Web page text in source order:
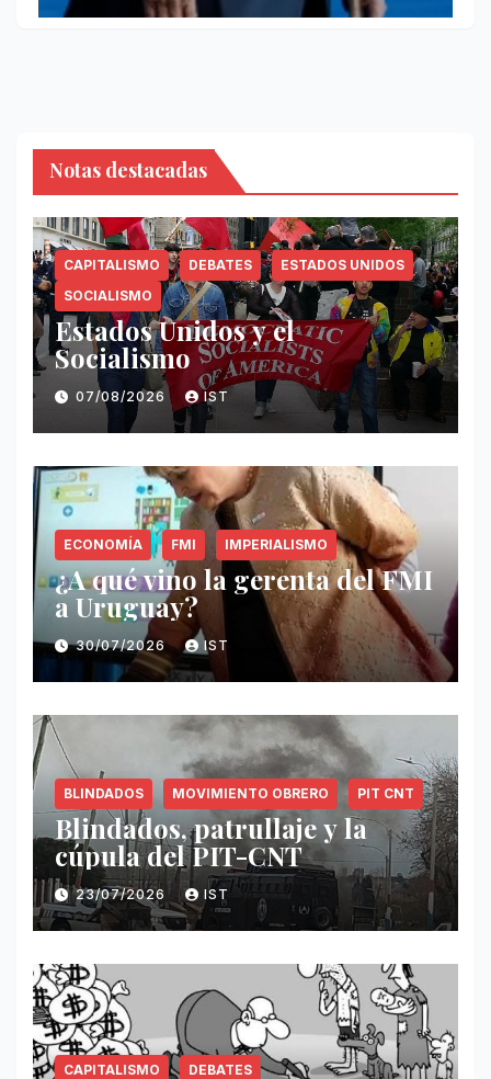
Notas destacadas
CAPITALISMO DEBATES
ESTADOS UNIDOS
SOCIALISMO
Estados Unidos y el
Socialismo
07/08/2026 IST
ECONOMÍA FMI IMPERIALISMO
¿A qué vino la gerenta del FMI
a Uruguay?
30/07/2026 IST
BLINDADOS MOVIMIENTO OBRERO PIT CNT
Blindados, patrullaje y la
cúpula del PIT-CNT
23/07/2026 IST
CAPITALISMO DEBATES